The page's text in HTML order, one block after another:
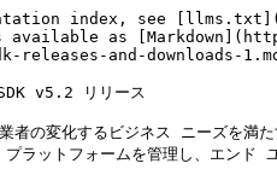
hc/en-us/articles/17755489847821)小数点や分数の数値の製品値を認識し、顧客がサイズや用途に基づいて製品を見つけることができるようにします。 複数の単語を使用した検索では、類似した名前や製品タイトルに基づいて複数の単語の結果が返されます。
* [管理コンソールと Spire CMS を複数の言語に翻訳できる](https://support.optimizely.com/hc/en-us/articles/17751602835853)ようになりました。
* [ワンページチェックアウト](https://support.optimizely.com/hc/en-us/articles/19607958113293)を使用すると、よりスムーズなチェックアウトプロセスとより最小限のデザインを顧客に提供できます。 ユーザーは、チェックアウトプロセス中にいつでもカート内のアイテムにアクセスして編集することができ、ログインすると複数のデバイスでカート内のアイテムを表示できます。
* [.NET7 は](https://world.optimizely.com/blogs/configured-commerce---technical-topics/dates/2023/11/configured-commerce----net-7-has-arrived/)、パートナーと顧客が拡張プロジェクトを構築できるようにベータ版としてリリースされました。 ベータ版には、ホスト環境で .NET 拡張機能と Linux コンテナーを使用してプロジェクトをビルドするための完全なサポートが含まれています。 機能は次のとおりです:
  * API 呼び出しの高速化により、アプリケーション自体のパフォーマンスが向上します。
  * より迅速に起動できる Linux Kubernetes コンテナ上で実行する機能。
* 詳細については、 「.NET7 フレームワークから[ローカル開発環境](https://docs.developers.optimizely.com/configured-commerce/docs/net7-local-development-environment)[への移行](https://docs.developers.optimizely.com/configured-commerce/docs/net7-framework-to-net-migration)」を参照してください。

### すべての機能 <a href="#id-1fob9te" id="id-1fob9te"></a>

#### **Spire CMS** <a href="#id-3znysh7" id="id-3znysh7"></a>

* コンパクト ヘッダー機能を追加しました。
* Docker ノードを 14 に更新しました。
* バナー、画像、リンク、リンク リスト、ナビゲーション リスト、スライドショー、ヘッダー リンク リスト、ヘッダー メイン ナビゲーション、最近の注文、セカンダリ ナビゲーション、ソーシャル リンク、リッチ コンテンツ、ヘッダー検索入力、購読、ボタン、ロゴ ウィジェットにカスタム CSS フィールドを追加しました。
* 支払い方法の変更時にプロモーションを再計算する機能を追加しました。
* Spire の読み込みテキストを遅延読み込みスピナーに置き換えました。
* 大きなカテゴリ ツリーがダウンロードされないように CategoryList ウィジェットを変更することでパフォーマンスが向